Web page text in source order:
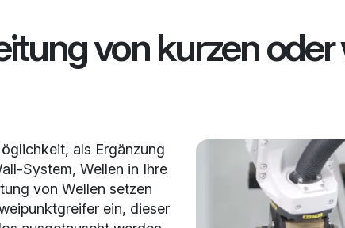
von kurzen
als Ergänzung
System, Wellen in Ihre
von Wellen setzen
ein, dieser